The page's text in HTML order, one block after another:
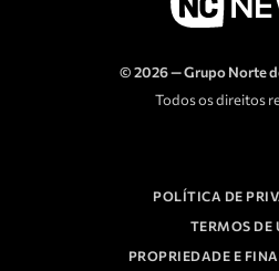
© 2026 — Grupo Norte
Todos os direitos
POLÍTICA DE
TERMOS DE
PROPRIEDADE E